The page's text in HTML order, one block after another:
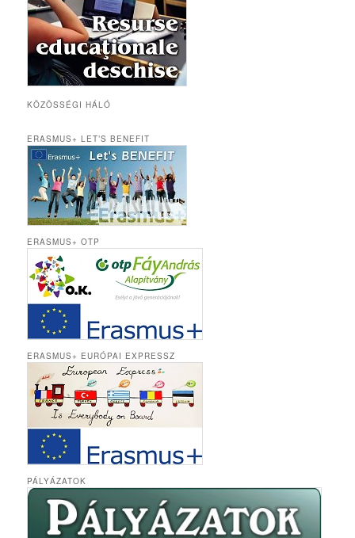
KÖZÖSSÉGI HÁLÓ
ERASMUS+ LET’S BENEFIT
ERASMUS+ OTP
ERASMUS+ EURÓPAI EXPRESSZ
PÁLYÁZATOK